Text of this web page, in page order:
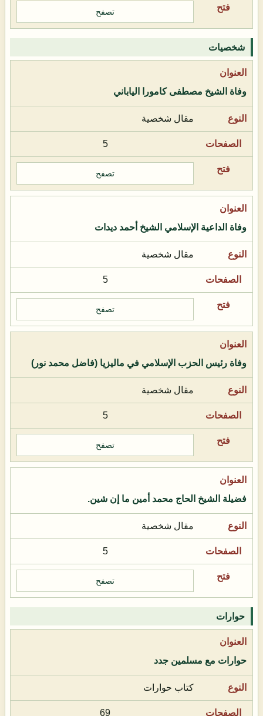
تصفح
شخصيات
وفاة الشيخ مصطفى كامورا الياباني
مقال شخصية
5
تصفح
وفاة الداعية الإسلامي الشيخ أحمد ديدات
مقال شخصية
5
تصفح
وفاة رئيس الحزب الإسلامي في ماليزيا (فاضل محمد نور)
مقال شخصية
5
تصفح
فضيلة الشيخ الحاج محمد أمين ما إن شين.
مقال شخصية
5
تصفح
حوارات
حوارات مع مسلمين جدد
كتاب حوارات
69